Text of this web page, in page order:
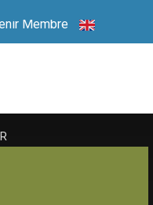
Membre